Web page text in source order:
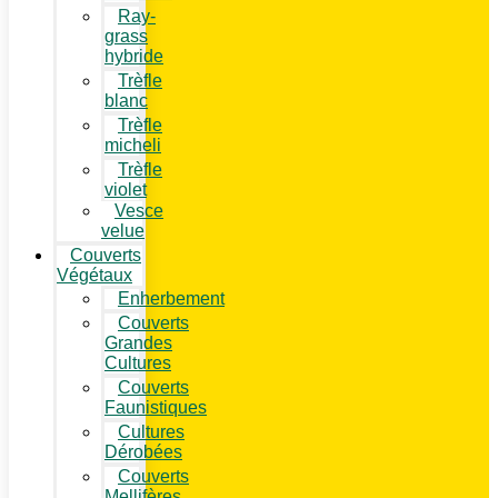
Ray-
grass
hybride
Trèfle
blanc
Trèfle
micheli
Trèfle
violet
Vesce
velue
Couverts
Végétaux
Enherbement
Couverts
Grandes
Cultures
Couverts
Faunistiques
Cultures
Dérobées
Couverts